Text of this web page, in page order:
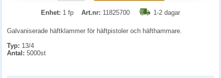
Enhet: 1 fp Art.nr: 11825700 1-2 dagar
Galvaniserade häftklammer för häftpistoler och häfthammare.
Typ: 13/4
Antal: 5000st